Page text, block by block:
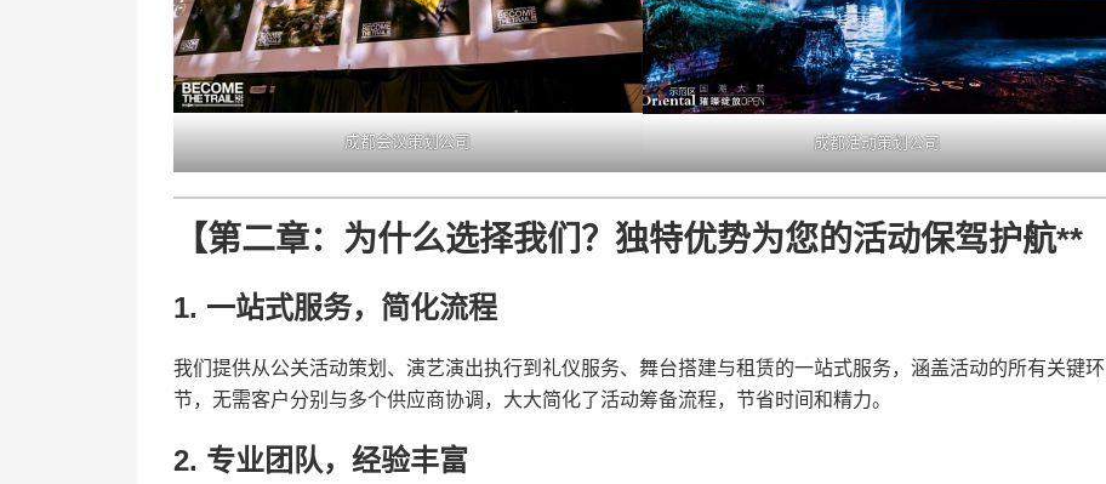
成都会议策划公司 成都活动策划公司
【第二章：为什么选择我们？独特优势为您的活动保驾护航​**​
1. ​ ​一站式服务，简化流程​
我们提供从公关活动策划、演艺演出执行到礼仪服务、舞台搭建与租赁的一站式服务，涵盖活动的所有关键环
节，无需客户分别与多个供应商协调，大大简化了活动筹备流程，节省时间和精力。
2. ​ ​专业团队，经验丰富​